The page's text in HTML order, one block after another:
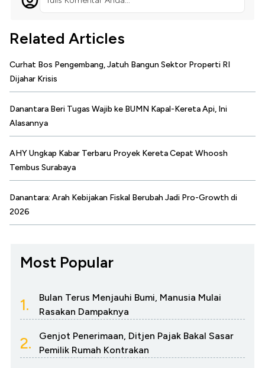
Related Articles
Curhat Bos Pengembang, Jatuh Bangun Sektor Properti RI
Dijahar Krisis
Danantara Beri Tugas Wajib ke BUMN Kapal-Kereta Api, Ini
Alasannya
AHY Ungkap Kabar Terbaru Proyek Kereta Cepat Whoosh
Tembus Surabaya
Danantara: Arah Kebijakan Fiskal Berubah Jadi Pro-Growth di
2026
Most Popular
1.
Bulan Terus Menjauhi Bumi, Manusia Mulai
Rasakan Dampaknya
2.
Genjot Penerimaan, Ditjen Pajak Bakal Sasar
Pemilik Rumah Kontrakan